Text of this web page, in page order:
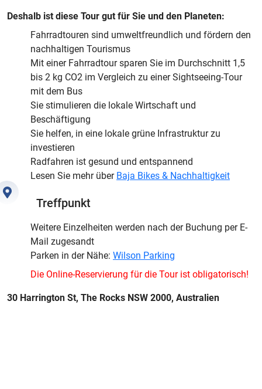
Deshalb ist diese Tour gut für Sie und den Planeten:
Fahrradtouren sind umweltfreundlich und fördern den
nachhaltigen Tourismus
Mit einer Fahrradtour sparen Sie im Durchschnitt 1,5
bis 2 kg CO2 im Vergleich zu einer Sightseeing-Tour
mit dem Bus
Sie stimulieren die lokale Wirtschaft und
Beschäftigung
Sie helfen, in eine lokale grüne Infrastruktur zu
investieren
Radfahren ist gesund und entspannend
Lesen Sie mehr über Baja Bikes & Nachhaltigkeit
Treffpunkt
Weitere Einzelheiten werden nach der Buchung per E-
Mail zugesandt
Parken in der Nähe: Wilson Parking
Die Online-Reservierung für die Tour ist obligatorisch!
30 Harrington St, The Rocks NSW 2000, Australien